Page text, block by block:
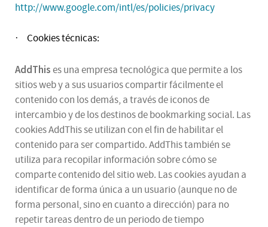
http://www.google.com/intl/es/policies/privacy
· Cookies técnicas:
AddThises una empresa tecnológica que permite a los
sitios web y a sus usuarios compartir fácilmente el
contenido con los demás, a través de iconos de
intercambio y de los destinos de bookmarking social. Las
cookies AddThis se utilizan con el fin de habilitar el
contenido para ser compartido. AddThis también se
utiliza para recopilar información sobre cómo se
comparte contenido del sitio web. Las cookies ayudan a
identificar de forma única a un usuario (aunque no de
forma personal, sino en cuanto a dirección) para no
repetir tareas dentro de un periodo de tiempo